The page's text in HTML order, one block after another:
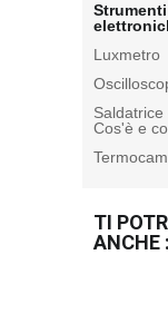
Luxmetro
Cos'è e
TI
ANCHE :